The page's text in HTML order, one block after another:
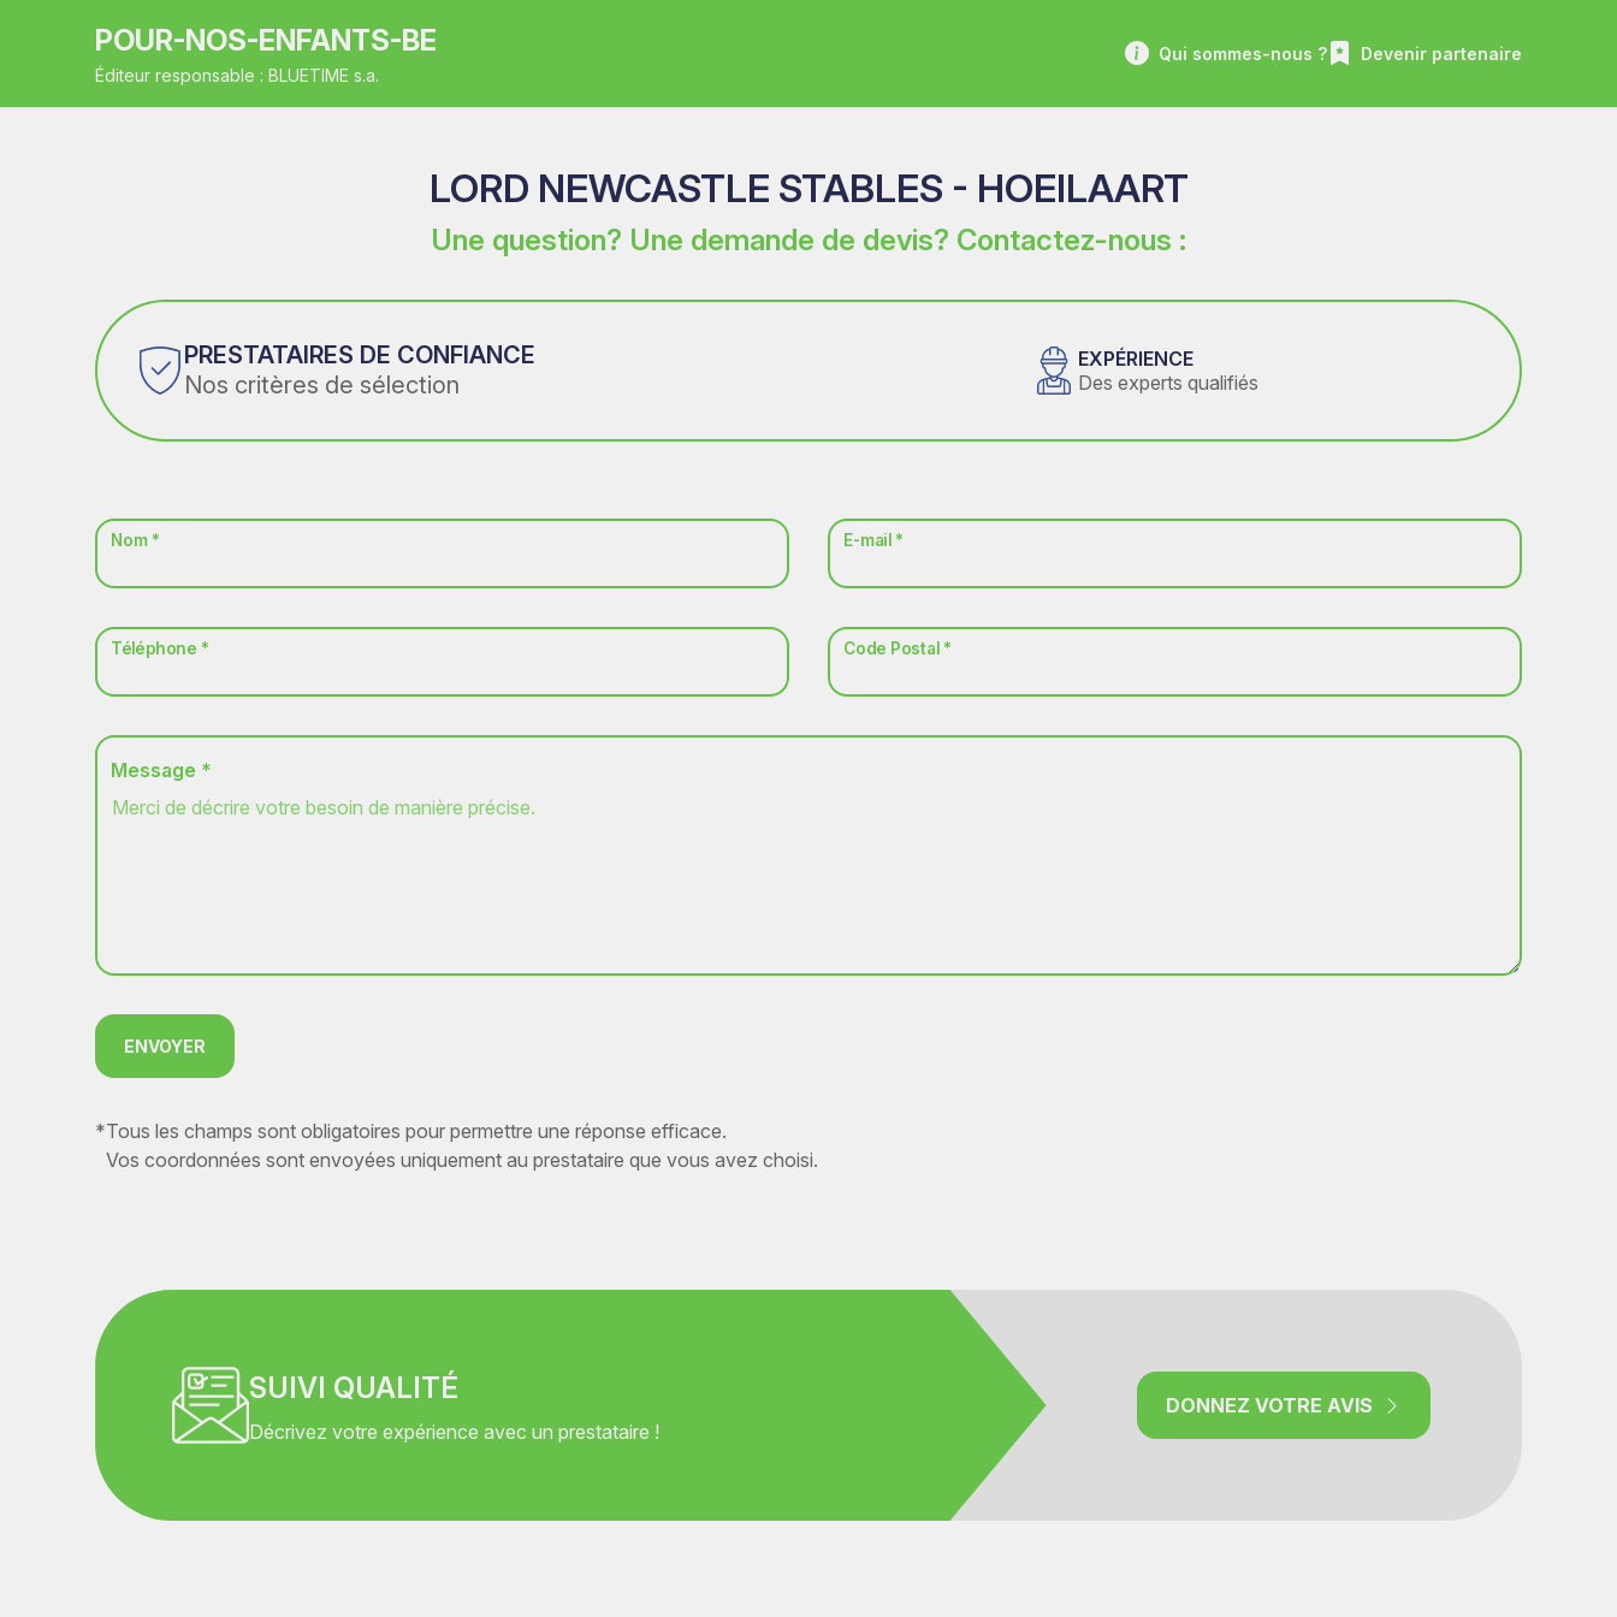
POUR-NOS-ENFANTS-BE
Éditeur responsable : BLUETIME s.a.
Qui sommes-nous ? Devenir partenaire
LORD NEWCASTLE STABLES - HOEILAART
Une question? Une demande de devis? Contactez-nous :
PRESTATAIRES DE CONFIANCE
Nos critères de sélection
EXPÉRIENCE
Des experts qualifiés
Nom * E-mail *
Téléphone * Code Postal *
Message *
ENVOYER
*Tous les champs sont obligatoires pour permettre une réponse efficace.
Vos coordonnées sont envoyées uniquement au prestataire que vous avez choisi.
SUIVI QUALITÉ
Décrivez votre expérience avec un prestataire !
DONNEZ VOTRE AVIS